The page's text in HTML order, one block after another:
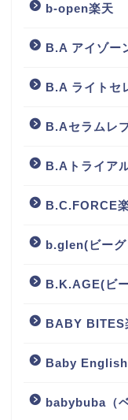
b-open楽天
B.A アイゾー
B.A ライトセ
B.Aセラムレ
B.Aトライア
B.C.FORCE
b.glen(ビーグ
B.K.AGE(ビ
BABY BITES
Baby
babybuba（